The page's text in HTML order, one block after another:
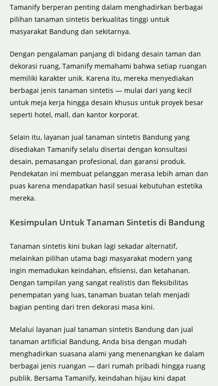
Tamanify berperan penting dalam menghadirkan berbagai
pilihan tanaman sintetis berkualitas tinggi untuk
masyarakat Bandung dan sekitarnya.
Dengan pengalaman panjang di bidang desain taman dan
dekorasi ruang, Tamanify memahami bahwa setiap ruangan
memiliki karakter unik. Karena itu, mereka menyediakan
berbagai jenis tanaman sintetis — mulai dari yang kecil
untuk meja kerja hingga desain khusus untuk proyek besar
seperti hotel, mall, dan kantor korporat.
Selain itu, layanan jual tanaman sintetis Bandung yang
disediakan Tamanify selalu disertai dengan konsultasi
desain, pemasangan profesional, dan garansi produk.
Pendekatan ini membuat pelanggan merasa lebih aman dan
puas karena mendapatkan hasil sesuai kebutuhan estetika
mereka.
Kesimpulan Untuk Tanaman Sintetis di Bandung
Tanaman sintetis kini bukan lagi sekadar alternatif,
melainkan pilihan utama bagi masyarakat modern yang
ingin memadukan keindahan, efisiensi, dan ketahanan.
Dengan tampilan yang sangat realistis dan fleksibilitas
penempatan yang luas, tanaman buatan telah menjadi
bagian penting dari tren dekorasi masa kini.
Melalui layanan jual tanaman sintetis Bandung dan jual
tanaman artificial Bandung, Anda bisa dengan mudah
menghadirkan suasana alami yang menenangkan ke dalam
berbagai jenis ruangan — dari rumah pribadi hingga ruang
publik. Bersama Tamanify, keindahan hijau kini dapat